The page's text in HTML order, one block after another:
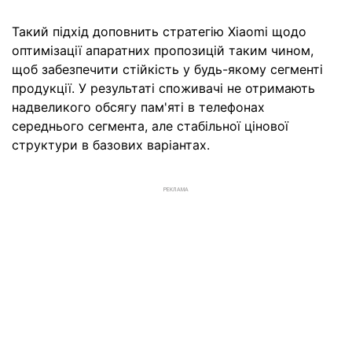
Такий підхід доповнить стратегію Xiaomi щодо
оптимізації апаратних пропозицій таким чином,
щоб забезпечити стійкість у будь-якому сегменті
продукції. У результаті споживачі не отримають
надвеликого обсягу пам'яті в телефонах
середнього сегмента, але стабільної цінової
структури в базових варіантах.
РЕКЛАМА